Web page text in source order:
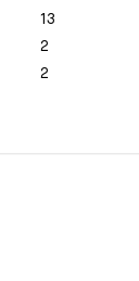
13
2
2